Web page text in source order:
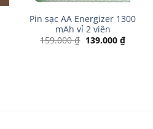
Pin sạc AA Energizer 1300
mAh vỉ 2 viên
159.000₫ Giá
139.000 ₫Giá
hiện